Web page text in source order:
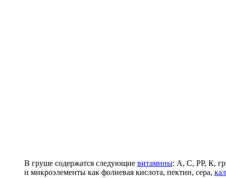
В груше содержатся следующие витамины: А, С, РР, К,
и микроэлементы как фолиевая кислота, пектин, сера,